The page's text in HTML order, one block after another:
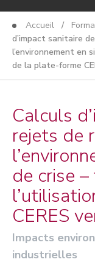
Accueil /
d’impact sanitaire
l’environnement en
de la plate-forme
Calculs
rejets de
de crise
CERES
Impacts
industrielles